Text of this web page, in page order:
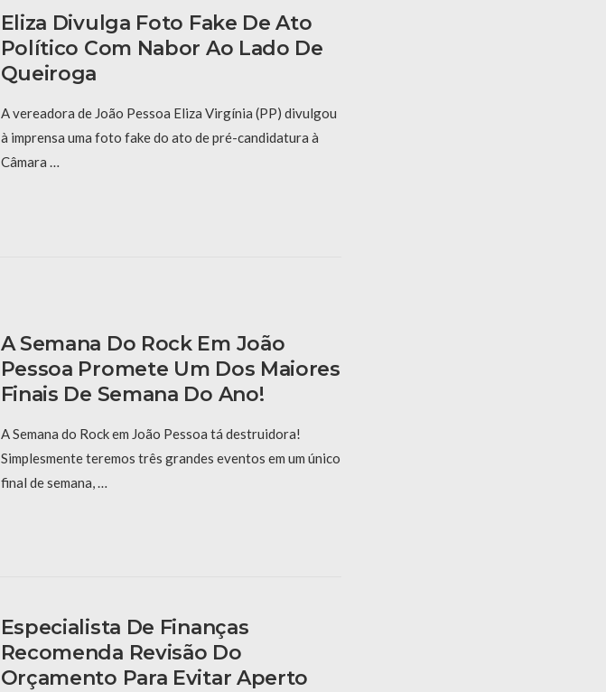
Eliza Divulga Foto Fake De Ato
Político Com Nabor Ao Lado De
Queiroga
A vereadora de João Pessoa Eliza Virgínia (PP) divulgou
à imprensa uma foto fake do ato de pré-candidatura à
Câmara …
A Semana Do Rock Em João
Pessoa Promete Um Dos Maiores
Finais De Semana Do Ano!
A Semana do Rock em João Pessoa tá destruidora!
Simplesmente teremos três grandes eventos em um único
final de semana, …
Especialista De Finanças
Recomenda Revisão Do
Orçamento Para Evitar Aperto